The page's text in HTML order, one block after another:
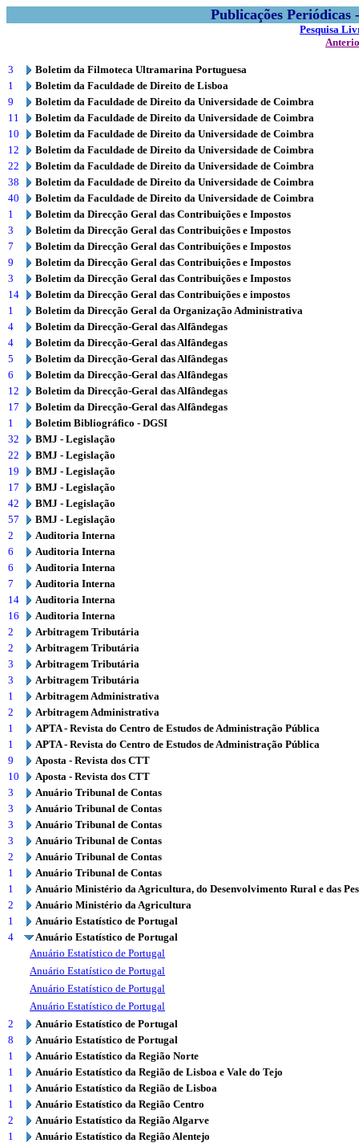
Publicações
Pesquisa
3
Boletim da Filmoteca Ultramarina Portuguesa
1
Boletim da Faculdade de Direito de Lisboa
9
Boletim da Faculdade de Direito da Universidade de Coimbra
11
Boletim da Faculdade de Direito da Universidade de Coimbra
10
Boletim da Faculdade de Direito da Universidade de Coimbra
12
Boletim da Faculdade de Direito da Universidade de Coimbra
22
Boletim da Faculdade de Direito da Universidade de Coimbra
38
Boletim da Faculdade de Direito da Universidade de Coimbra
40
Boletim da Faculdade de Direito da Universidade de Coimbra
1
Boletim da Direcção Geral das Contribuições e Impostos
3
Boletim da Direcção Geral das Contribuições e Impostos
7
Boletim da Direcção Geral das Contribuições e Impostos
9
Boletim da Direcção Geral das Contribuições e Impostos
3
Boletim da Direcção Geral das Contribuições e Impostos
14
Boletim da Direcção Geral das Contribuições e impostos
1
Boletim da Direcção Geral da Organização Administrativa
4
Boletim da Direcção-Geral das Alfândegas
4
Boletim da Direcção-Geral das Alfândegas
5
Boletim da Direcção-Geral das Alfândegas
6
Boletim da Direcção-Geral das Alfândegas
12
Boletim da Direcção-Geral das Alfândegas
17
Boletim da Direcção-Geral das Alfândegas
1
Boletim Bibliográfico - DGSI
32
BMJ - Legislação
22
BMJ - Legislação
19
BMJ - Legislação
17
BMJ - Legislação
42
BMJ - Legislação
57
BMJ - Legislação
2
Auditoria Interna
6
Auditoria Interna
6
Auditoria Interna
7
Auditoria Interna
14
Auditoria Interna
16
Auditoria Interna
2
Arbitragem Tributária
2
Arbitragem Tributária
3
Arbitragem Tributária
3
Arbitragem Tributária
1
Arbitragem Administrativa
2
Arbitragem Administrativa
1
APTA - Revista do Centro de Estudos de Administração Pública
1
APTA - Revista do Centro de Estudos de Administração Pública
9
Aposta - Revista dos CTT
10
Aposta - Revista dos CTT
3
Anuário Tribunal de Contas
3
Anuário Tribunal de Contas
3
Anuário Tribunal de Contas
3
Anuário Tribunal de Contas
2
Anuário Tribunal de Contas
1
Anuário Tribunal de Contas
1
Anuário Ministério da Agricultura, do Desenvolvimento Rural e das
2
Anuário Ministério da Agricultura
1
Anuário Estatístico de Portugal
4
Anuário Estatístico de Portugal
Anuário Estatístico de Portugal
Anuário Estatístico de Portugal
Anuário Estatístico de Portugal
Anuário Estatístico de Portugal
2
Anuário Estatístico de Portugal
8
Anuário Estatístico de Portugal
1
Anuário Estatístico da Região Norte
1
Anuário Estatístico da Região de Lisboa e Vale do Tejo
1
Anuário Estatístico da Região de Lisboa
1
Anuário Estatístico da Região Centro
2
Anuário Estatístico da Região Algarve
1
Anuário Estatístico da Região Alentejo